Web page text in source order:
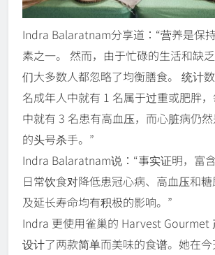
Indra Balaratnam分享道：“营养是保
素之一。 然而，由于忙碌的生活和缺
们大多数人都忽略了均衡膳食。 统计
名成年人中就有 1 名属于过重或肥胖
中就有 3 名患有高血压，而心脏病仍
的头号杀手。”
Indra Balaratnam说：“事实证明，富
日常饮食对降低患冠心病、高血压和
及延长寿命均有积极的影响。”
Indra 更使用雀巢的 Harvest Gourmet
设计了两款简单而美味的食谱。她在